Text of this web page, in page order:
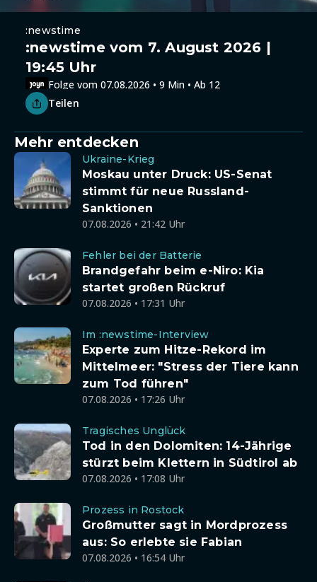
:newstime
:newstime vom 7. August 2026 |
19:45 Uhr
Folge vom 07.08.2026 • 9 Min • Ab 12
Teilen
Mehr entdecken
Ukraine-Krieg
Moskau unter Druck: US-Senat
stimmt für neue Russland-
Sanktionen
07.08.2026 • 21:42 Uhr
Fehler bei der Batterie
Brandgefahr beim e-Niro: Kia
startet großen Rückruf
07.08.2026 • 17:31 Uhr
Im :newstime-Interview
Experte zum Hitze-Rekord im
Mittelmeer: "Stress der Tiere kann
zum Tod führen"
07.08.2026 • 17:26 Uhr
Tragisches Unglück
Tod in den Dolomiten: 14-Jährige
stürzt beim Klettern in Südtirol ab
07.08.2026 • 17:08 Uhr
Prozess in Rostock
Großmutter sagt in Mordprozess
aus: So erlebte sie Fabian
07.08.2026 • 16:54 Uhr